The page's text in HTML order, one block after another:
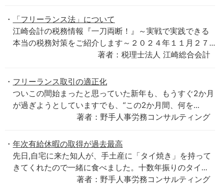
「フリーランス法」について
江崎会計の税務情報『一刀両断！』～実戦で実践できる
本当の税務対策をご紹介します～２０２４年１１月２７...
著者：税理士法人 江崎総合会計
フリーランス取引の適正化
ついこの間始まったと思っていた新年も、もうすぐ2か月
が過ぎようとしていますでも、“この2か月間、何を...
著者：野手人事労務コンサルティング
年次有給休暇の取得が過去最高
先日,自宅に来た知人が、手土産に「タイ焼き」を持って
きてくれたので一緒に食べました。十数年振りのタイ...
著者：野手人事労務コンサルティング